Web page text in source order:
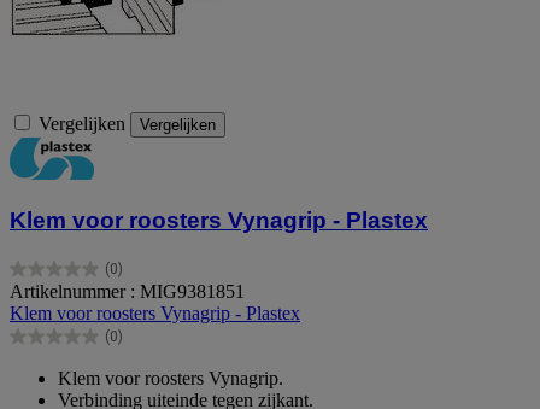
Vergelijken Vergelijken
Klem voor roosters Vynagrip - Plastex
(0)
0.0
van
de
5
Artikelnummer : MIG9381851
Klem voor roosters Vynagrip - Plastex
(0)
0.0
Klem voor roosters Vynagrip.
Verbinding uiteinde tegen zijkant.